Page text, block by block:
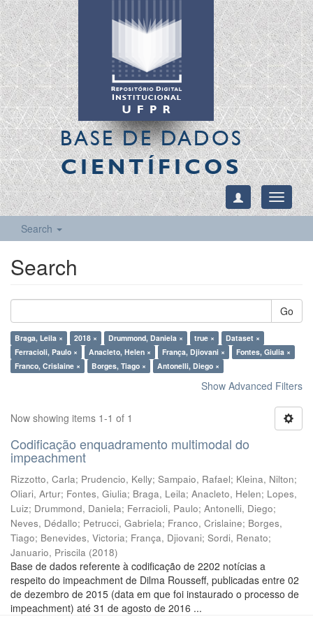
BASE DE DADOS
CIENTÍFICOS
Toggle
Search
Search
Go
Braga, Leila × 2018 × Drummond, Daniela × true ×
Dataset ×
Ferracioli, Paulo ×
Anacleto, Helen × França, Djiovani ×
Fontes, Giulia ×
Franco, Crislaine ×
Borges, Tiago × Antonelli, Diego ×
Show Advanced Filters
Now showing items 1-1 of 1
Codificação enquadramento multimodal do
impeachment
Rizzotto, Carla; Prudencio, Kelly; Sampaio, Rafael; Kleina, Nilton;
Oliari, Artur; Fontes, Giulia; Braga, Leila; Anacleto, Helen; Lopes,
Luiz; Drummond, Daniela; Ferracioli, Paulo; Antonelli, Diego;
Neves, Dédallo; Petrucci, Gabriela; Franco, Crislaine; Borges,
Tiago; Benevides, Victoria; França, Djiovani; Sordi, Renato;
Januario, Priscila (2018)
Base de dados referente à codificação de 2202 notícias a
respeito do impeachment de Dilma Rousseff, publicadas entre 02
de dezembro de 2015 (data em que foi instaurado o processo de
impeachment) até 31 de agosto de 2016 ...